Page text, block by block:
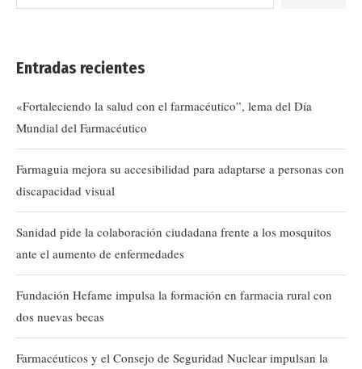
Entradas recientes
«Fortaleciendo la salud con el farmacéutico”, lema del Día
Mundial del Farmacéutico
Farmaguia mejora su accesibilidad para adaptarse a personas con
discapacidad visual
Sanidad pide la colaboración ciudadana frente a los mosquitos
ante el aumento de enfermedades
Fundación Hefame impulsa la formación en farmacia rural con
dos nuevas becas
Farmacéuticos y el Consejo de Seguridad Nuclear impulsan la